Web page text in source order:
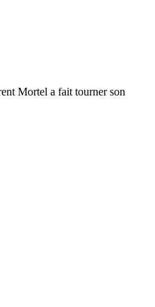
Mortel a fait tourner son